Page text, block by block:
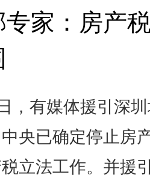
专家：房产
，有媒体援引深
央已确定停止房
立法工作。并援